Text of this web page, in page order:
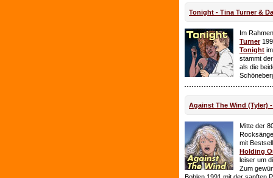
Tonight - Tina Turner &
Im
Turner
Tonight
stammt
als die
Against The Wind (Tyler)
Mitte der
mit
Holding
leiser um
Zum